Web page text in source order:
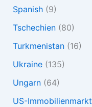
Spanish(9)
Tschechien(80)
Turkmenistan(16)
Ukraine(135)
Ungarn(64)
US-Immobilienmarkt